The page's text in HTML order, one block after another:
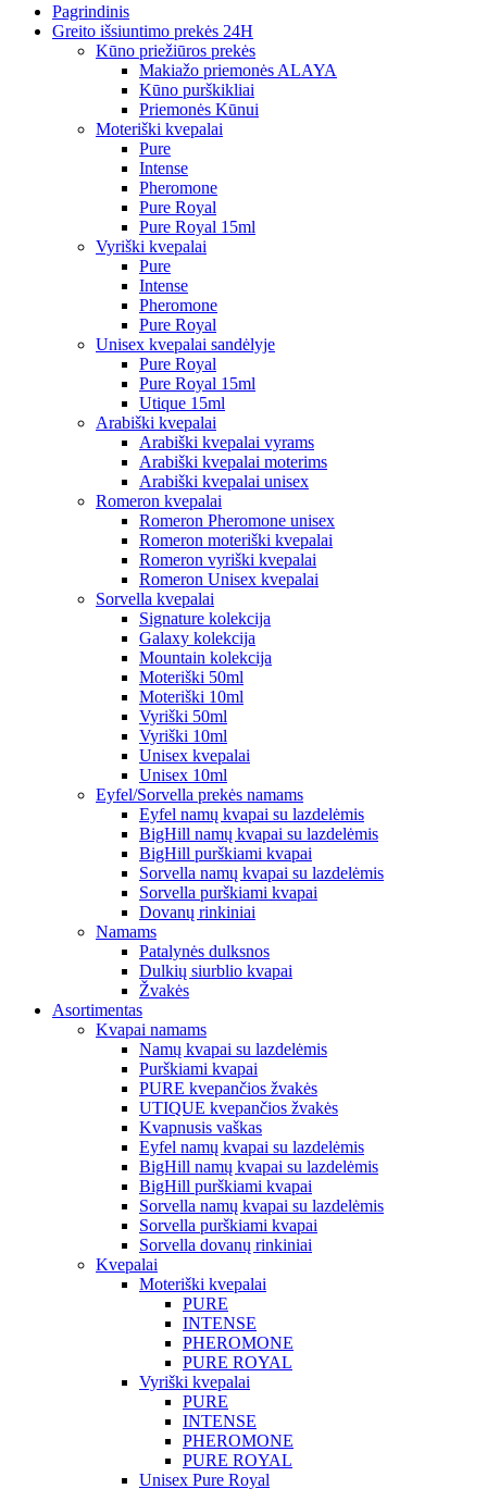
Pagrindinis
Greito išsiuntimo prekės 24H
Kūno priežiūros prekės
Makiažo priemonės ALAYA
Kūno purškikliai
Priemonės Kūnui
Moteriški kvepalai
Pure
Intense
Pheromone
Pure Royal
Pure Royal 15ml
Vyriški kvepalai
Pure
Intense
Pheromone
Pure Royal
Unisex kvepalai sandėlyje
Pure Royal
Pure Royal 15ml
Utique 15ml
Arabiški kvepalai
Arabiški kvepalai vyrams
Arabiški kvepalai moterims
Arabiški kvepalai unisex
Romeron kvepalai
Romeron Pheromone unisex
Romeron moteriški kvepalai
Romeron vyriški kvepalai
Romeron Unisex kvepalai
Sorvella kvepalai
Signature kolekcija
Galaxy kolekcija
Mountain kolekcija
Moteriški 50ml
Moteriški 10ml
Vyriški 50ml
Vyriški 10ml
Unisex kvepalai
Unisex 10ml
Eyfel/Sorvella prekės namams
Eyfel namų kvapai su lazdelėmis
BigHill namų kvapai su lazdelėmis
BigHill purškiami kvapai
Sorvella namų kvapai su lazdelėmis
Sorvella purškiami kvapai
Dovanų rinkiniai
Namams
Patalynės dulksnos
Dulkių siurblio kvapai
Žvakės
Asortimentas
Kvapai namams
Namų kvapai su lazdelėmis
Purškiami kvapai
PURE kvepančios žvakės
UTIQUE kvepančios žvakės
Kvapnusis vaškas
Eyfel namų kvapai su lazdelėmis
BigHill namų kvapai su lazdelėmis
BigHill purškiami kvapai
Sorvella namų kvapai su lazdelėmis
Sorvella purškiami kvapai
Sorvella dovanų rinkiniai
Kvepalai
Moteriški kvepalai
PURE
INTENSE
PHEROMONE
PURE ROYAL
Vyriški kvepalai
PURE
INTENSE
PHEROMONE
PURE ROYAL
Unisex Pure Royal